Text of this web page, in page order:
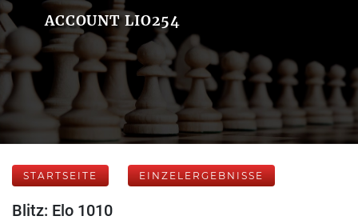
ACCOUNT LIO254
STARTSEITE EINZELERGEBNISSE
Blitz: Elo 1010